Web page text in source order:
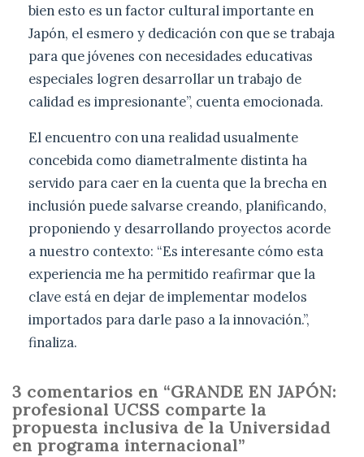
bien esto es un factor cultural importante en
Japón, el esmero y dedicación con que se trabaja
para que jóvenes con necesidades educativas
especiales logren desarrollar un trabajo de
calidad es impresionante”, cuenta emocionada.
El encuentro con una realidad usualmente
concebida como diametralmente distinta ha
servido para caer en la cuenta que la brecha en
inclusión puede salvarse creando, planificando,
proponiendo y desarrollando proyectos acorde
a nuestro contexto: “Es interesante cómo esta
experiencia me ha permitido reafirmar que la
clave está en dejar de implementar modelos
importados para darle paso a la innovación.”,
finaliza.
3 comentarios en “GRANDE EN JAPÓN:
profesional UCSS comparte la
propuesta inclusiva de la Universidad
en programa internacional”